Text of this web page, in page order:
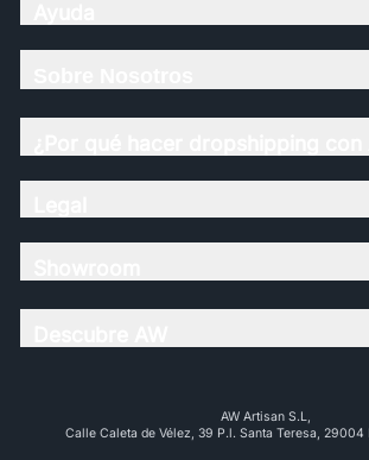
AW Artisan S.L,
Calle Caleta de Vélez, 39 P.l. Santa Teresa, 29004